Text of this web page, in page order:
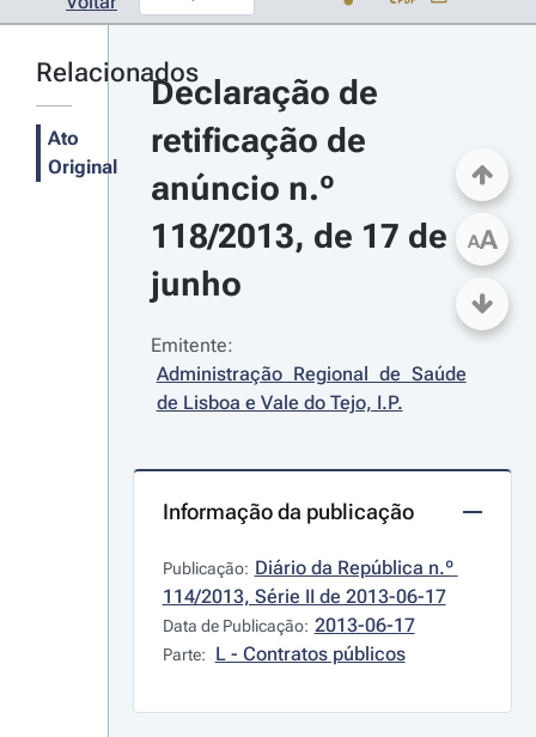
Relacionados
Ato
Original
Declaração de
retificação de
anúncio n.º
118/2013, de 17 de
junho
Emitente:
Administração Regional de Saúde
de Lisboa e Vale do Tejo, I.P.
Informação da publicação
Publicação: Diário da República n.º
114/2013, Série II de 2013-06-17
Data de Publicação: 2013-06-17
Parte: L - Contratos públicos
AA